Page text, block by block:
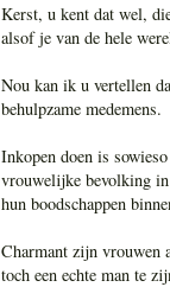
Kerst, u kent dat wel,
alsof je van de hele
Nou kan ik u vertellen
behulpzame medemens.
Inkopen doen is
vrouwelijke bevolking in
hun boodschappen
Charmant zijn vrouwen
toch een echte man te